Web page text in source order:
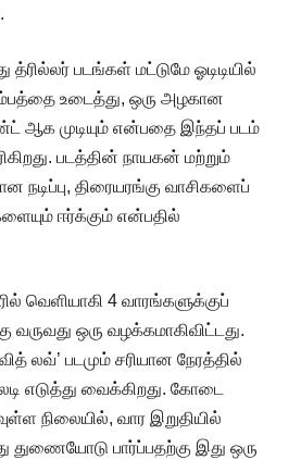
படங்கள் மட்டுமே ஓடிடியில்
உடைத்து, ஒரு அழகான
ஆக முடியும் என்பதை இந்தப் படம்
படத்தின் நாயகன் மற்றும்
நடிப்பு, திரையரங்கு வாசிகளைப்
ஈர்க்கும் என்பதில்
வெளியாகி 4 வாரங்களுக்குப்
வருவது ஒரு வழக்கமாகிவிட்டது.
லவ்’ படமும் சரியான நேரத்தில்
எடுத்து வைக்கிறது. கோடை
நிலையில், வார இறுதியில்
துணையோடு பார்ப்பதற்கு இது ஒரு